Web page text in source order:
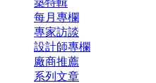
築特輯
每月專欄
專家訪談
設計師專欄
廠商推薦
系列文章